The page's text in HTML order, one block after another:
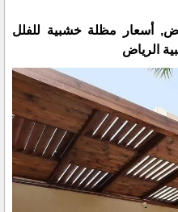
أسعار مظلة خشبية للفلل
الرياض